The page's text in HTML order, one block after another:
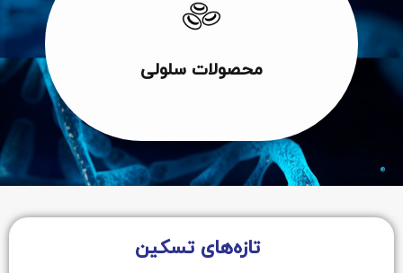
محصولات سلولی
تازه‌های تسکین